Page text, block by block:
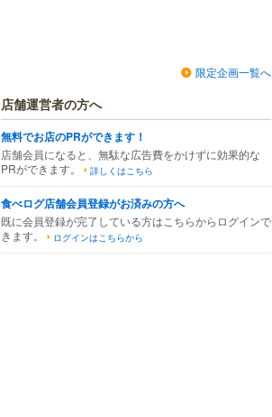
限定企画一覧へ
店舗運営者の方へ
無料でお店のPRができます！
店舗会員になると、無駄な広告費をかけずに効果的な
PRができます。
詳しくはこちら
食べログ店舗会員登録がお済みの方へ
既に会員登録が完了している方はこちらからログインで
きます。
ログインはこちらから